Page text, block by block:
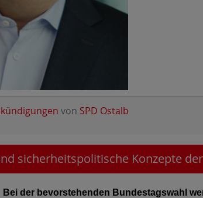
von SPD Ostalb
sicherheitspolitische Konzepte
Bei der bevorstehenden Bundestagswahl